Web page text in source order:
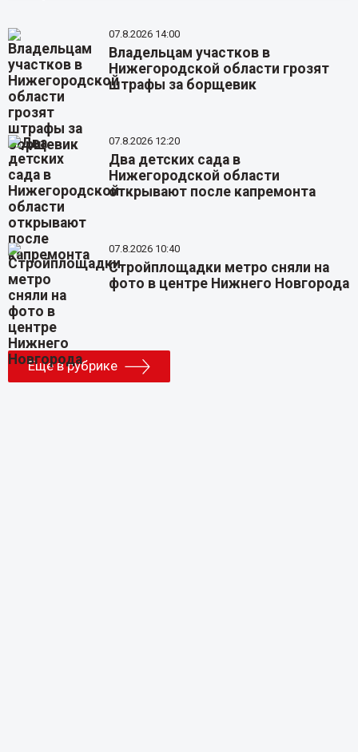
07.8.2026 14:00
Владельцам участков в
Нижегородской области грозят
штрафы за борщевик
07.8.2026 12:20
Два детских сада в
Нижегородской области
открывают после капремонта
07.8.2026 10:40
Стройплощадки метро сняли на
фото в центре Нижнего Новгорода
Еще в рубрике